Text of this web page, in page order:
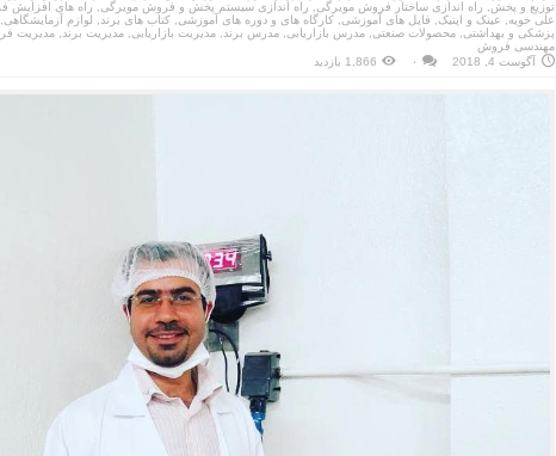
توزیع و پخش
راه اندازی ساختار فروش مویرگی راه اندازی سیستم پخش و فروش مویرگی راه های افزایش
علی خویه
عینک و اپتیک فایل های آموزشی کارگاه های و دوره های آموزشی کتاب های برند لوازم آزمایشگاهی
پزشکی و بهداشتی
محصولات صنعتی مدرس بازاریابی مدرس برند مدیریت بازاریابی مدیریت برند مدیریت
مهندسی فروش
آگوست 4, 2018
۰ 1,866 بازدید